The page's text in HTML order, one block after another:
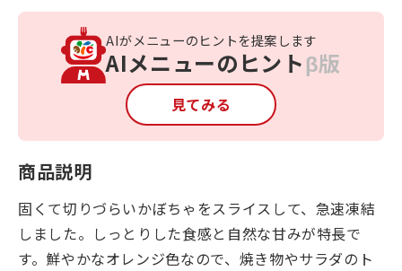
AIがメニューのヒントを提案します
AIメニューのヒントβ版
見てみる
商品説明
固くて切りづらいかぼちゃをスライスして、急速凍結
しました。しっとりした食感と自然な甘みが特長で
す。鮮やかなオレンジ色なので、焼き物やサラダのト